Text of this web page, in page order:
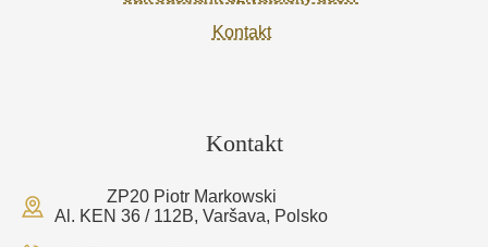
Kontakt
Kontakt
ZP20 Piotr Markowski
Al. KEN 36 / 112B, Varšava, Polsko